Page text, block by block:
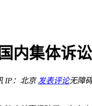
内集体诉
IP：北京 发表评论无障